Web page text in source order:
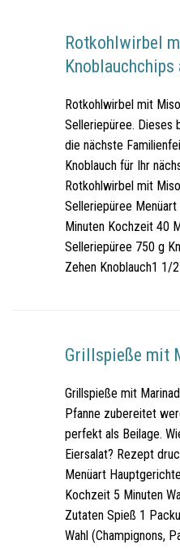
Rotkohlwirbel
Rotkohlwirbel mit
Selleriepüree. Dieses
die nächste
Knoblauch für Ihr
Rotkohlwirbel mit
Selleriepüree
Minuten Kochzeit 40
Selleriepüree 750 g
Zehen Knoblauch1 1/
Grillspieße mit
Grillspieße mit
Pfanne zubereitet
perfekt als Beilage.
Eiersalat? Rezept
Menüart
Kochzeit 5 Minuten
Zutaten Spieß 1
Wahl (Champignons,